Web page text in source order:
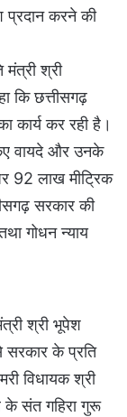
प्रदान करने की
श्री
कि छत्तीसगढ़
कार्य कर रही है।
वायदे और उनके
92 लाख मीट्रिक
सरकार की
गोधन न्याय
श्री भूपेश
सरकार के प्रति
विधायक श्री
के संत गहिरा गुरू